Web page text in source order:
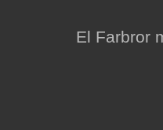
El Farbror